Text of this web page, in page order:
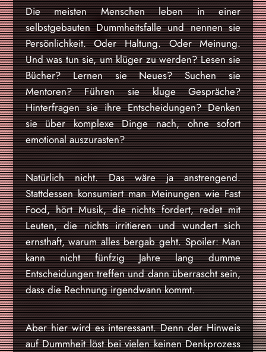
Die meisten Menschen leben in einer
selbstgebauten Dummheitsfalle und nennen sie
Persönlichkeit. Oder Haltung. Oder Meinung.
Und was tun sie, um klüger zu werden? Lesen sie
Bücher? Lernen sie Neues? Suchen sie
Mentoren? Führen sie kluge Gespräche?
Hinterfragen sie ihre Entscheidungen? Denken
sie über komplexe Dinge nach, ohne sofort
emotional auszurasten?
Natürlich nicht. Das wäre ja anstrengend.
Stattdessen konsumiert man Meinungen wie Fast
Food, hört Musik, die nichts fordert, redet mit
Leuten, die nichts irritieren und wundert sich
ernsthaft, warum alles bergab geht. Spoiler: Man
kann nicht fünfzig Jahre lang dumme
Entscheidungen treffen und dann überrascht sein,
dass die Rechnung irgendwann kommt.
Aber hier wird es interessant. Denn der Hinweis
auf Dummheit löst bei vielen keinen Denkprozess